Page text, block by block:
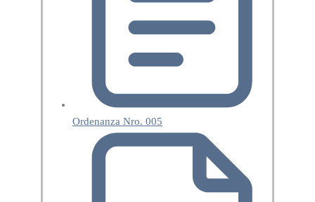
Ordenanza Nro. 005